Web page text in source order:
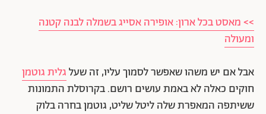
>> מאסט בכל ארון: אופירה אסייג בשמלה לבנה קטנה
ומעולה
אבל אם יש משהו שאפשר לסמוך עליו, זה שעלגלית גוטמן
חוקים כאלה לא באמת עושים רושם. בקרוסלת התמונות
ששיתפה המאפרת שלה ליטל שליט, גוטמן בחרה בלוק